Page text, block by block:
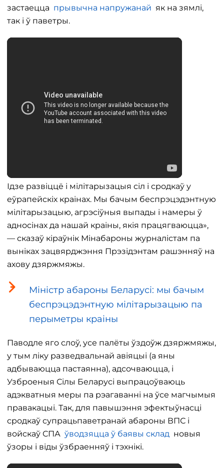
застаецца прывычна напружанай як на зямлі,
так і ў паветры.
Ідзе развіццё і мілітарызацыя сіл і сродкаў у
еўрапейскіх краінах. Мы бачым беспрэцэдэнтную
мілітарызацыю, агрэсіўныя выпады і намеры ў
адносінах да нашай краіны, якія працягваюцца»,
— сказаў кіраўнік Мінабароны журналістам па
выніках зацвярджэння Прэзідэнтам рашэнняў на
ахову дзяржмяжы.
Міністр абароны Беларусі: мы бачым
беспрэцэдэнтную мілітарызацыю па
перыметры краіны
Паводле яго слоў, усе палёты ўздоўж дзяржмяжы,
у тым ліку разведвальнай авіяцыі (а яны
адбываюцца пастаянна), адсочваюцца, і
Узброеныя Сілы Беларусі выпрацоўваюць
адэкватныя меры па рэагаванні на ўсе магчымыя
правакацыі. Так, для павышэння эфектыўнасці
сродкаў супрацьпаветранай абароны ВПС і
войскаў СПА ўводзяцца ў баявы склад новыя
ўзоры і віды ўзбраенняў і тэхнікі.